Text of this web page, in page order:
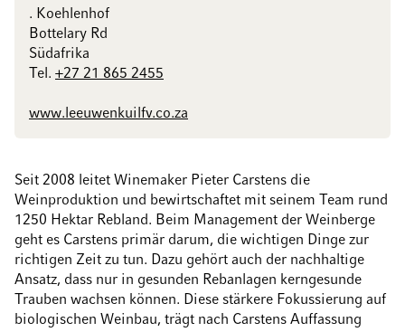
. Koehlenhof
Bottelary Rd
Südafrika
Tel. +27 21 865 2455
www.leeuwenkuilfv.co.za
Seit 2008 leitet Winemaker Pieter Carstens die
Weinproduktion und bewirtschaftet mit seinem Team rund
1250 Hektar Rebland. Beim Management der Weinberge
geht es Carstens primär darum, die wichtigen Dinge zur
richtigen Zeit zu tun. Dazu gehört auch der nachhaltige
Ansatz, dass nur in gesunden Rebanlagen kerngesunde
Trauben wachsen können. Diese stärkere Fokussierung auf
biologischen Weinbau, trägt nach Carstens Auffassung